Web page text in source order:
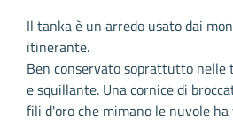
Il tanka è un arredo usato dai
itinerante.
Ben conservato soprattutto nelle
e squillante. Una cornice di
fili d'oro che mimano le nuvole